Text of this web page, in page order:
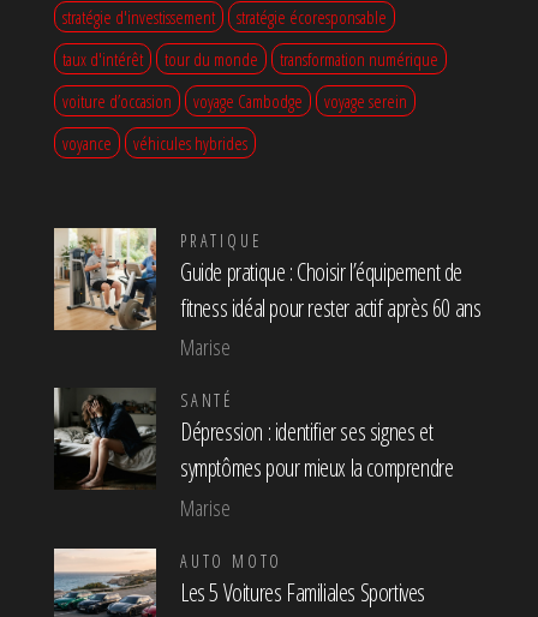
stratégie d'investissement
stratégie écoresponsable
taux d'intérêt
tour du monde
transformation numérique
voiture d’occasion
voyage Cambodge
voyage serein
voyance
véhicules hybrides
PRATIQUE
Guide pratique : Choisir l’équipement de
fitness idéal pour rester actif après 60 ans
Marise
SANTÉ
Dépression : identifier ses signes et
symptômes pour mieux la comprendre
Marise
AUTO MOTO
Les 5 Voitures Familiales Sportives